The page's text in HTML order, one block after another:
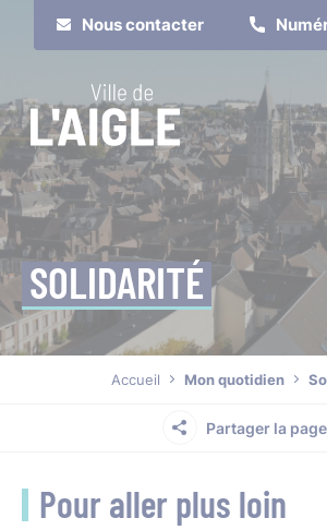
Nous contacter
SOLIDARITÉ
Accueil Mon quotidien
Partager la page
Pour aller plus loin
Cookies management panel